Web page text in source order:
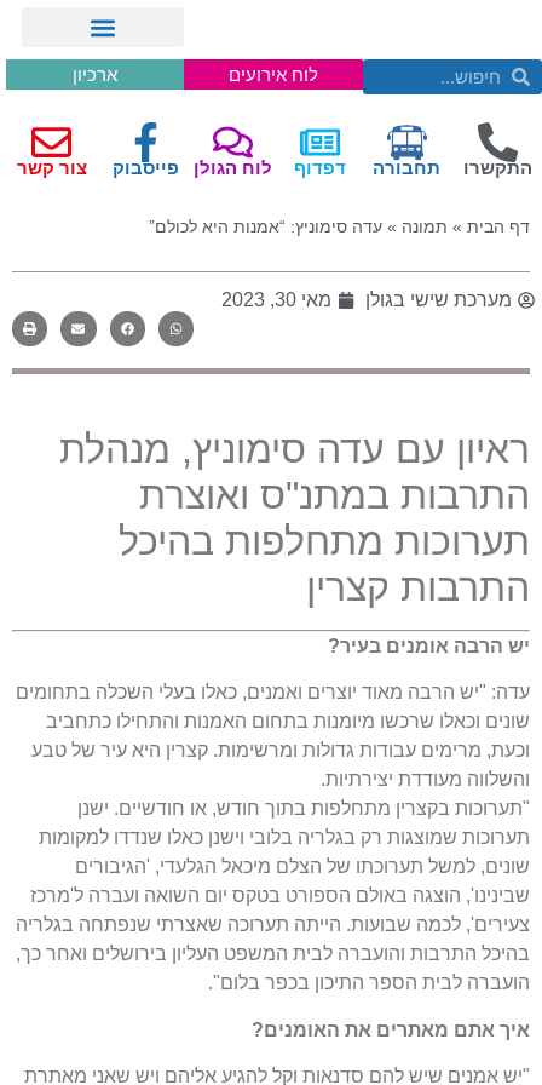
לוח אירועים ארכיון
התקשרו תחבורה דפדוף לוח הגולן פייסבוק צור קשר
דף הבית » תמונה » עדה סימוניץ: “אמנות היא לכולם”
מערכת שישי בגולן מאי 30, 2023
ראיון עם עדה סימוניץ, מנהלת
התרבות במתנ"ס ואוצרת
תערוכות מתחלפות בהיכל
התרבות קצרין
יש הרבה אומנים בעיר?
עדה: "יש הרבה מאוד יוצרים ואמנים, כאלו בעלי השכלה בתחומים
שונים וכאלו שרכשו מיומנות בתחום האמנות והתחילו כתחביב
וכעת, מרימים עבודות גדולות ומרשימות. קצרין היא עיר של טבע
והשלווה מעודדת יצירתיות.
"תערוכות בקצרין מתחלפות בתוך חודש, או חודשיים. ישנן
תערוכות שמוצגות רק בגלריה בלובי וישנן כאלו שנדדו למקומות
שונים, למשל תערוכתו של הצלם מיכאל הגלעדי, 'הגיבורים
שבינינו', הוצגה באולם הספורט בטקס יום השואה ועברה ל'מרכז
צעירים', לכמה שבועות. הייתה תערוכה שאצרתי שנפתחה בגלריה
בהיכל התרבות והועברה לבית המשפט העליון בירושלים ואחר כך,
הועברה לבית הספר התיכון בכפר בלום".
איך אתם מאתרים את האומנים?
"יש אמנים שיש להם סדנאות וקל להגיע אליהם ויש שאני מאתרת